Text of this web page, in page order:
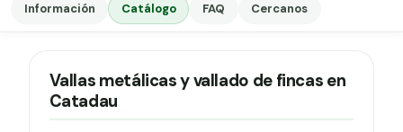
Información Catálogo FAQ Cercanos
Vallas metálicas y vallado de fincas en
Catadau